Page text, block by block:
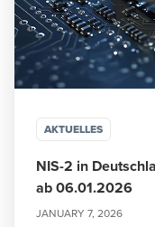
AKTUELLES
NIS-2 in
ab 06.01.2026
JANUARY 7, 2026